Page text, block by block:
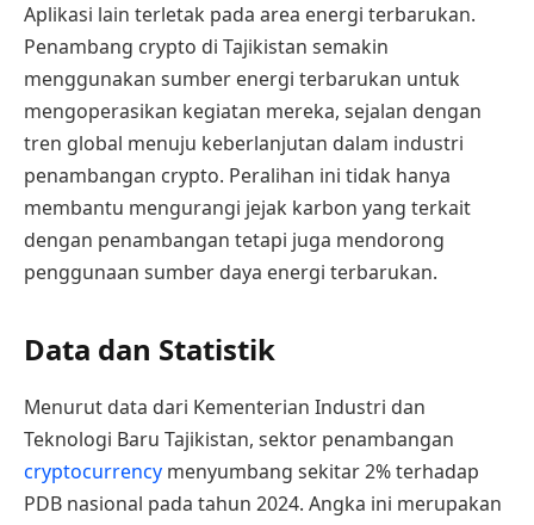
Aplikasi lain terletak pada area energi terbarukan.
Penambang crypto di Tajikistan semakin
menggunakan sumber energi terbarukan untuk
mengoperasikan kegiatan mereka, sejalan dengan
tren global menuju keberlanjutan dalam industri
penambangan crypto. Peralihan ini tidak hanya
membantu mengurangi jejak karbon yang terkait
dengan penambangan tetapi juga mendorong
penggunaan sumber daya energi terbarukan.
Data dan Statistik
Menurut data dari Kementerian Industri dan
Teknologi Baru Tajikistan, sektor penambangan
cryptocurrency menyumbang sekitar 2% terhadap
PDB nasional pada tahun 2024. Angka ini merupakan